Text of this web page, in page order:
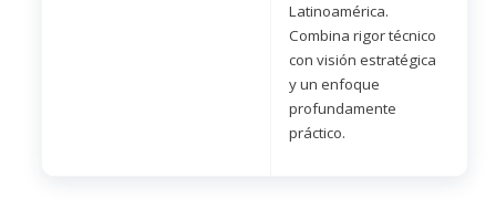
Latinoamérica.
Combina rigor técnico
con visión estratégica
y un enfoque
profundamente
práctico.